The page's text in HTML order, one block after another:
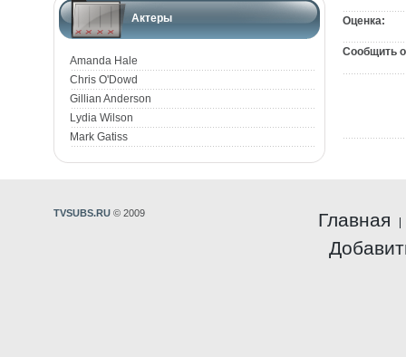
Актеры
Amanda Hale
Chris O'Dowd
Gillian Anderson
Lydia Wilson
Mark Gatiss
Оценка:
Сообщить
Главная
TVSUBS.RU © 2009